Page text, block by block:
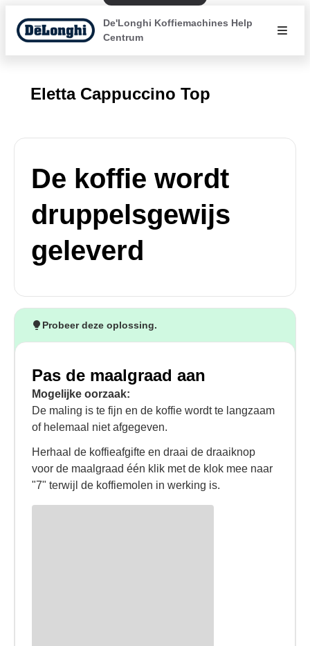
De'Longhi Koffiemachines Help
Centrum
Eletta Cappuccino Top
De koffie wordt
druppelsgewijs
geleverd
Probeer deze oplossing.
Pas de maalgraad aan
Mogelijke oorzaak:
De maling is te fijn en de koffie wordt te langzaam
of helemaal niet afgegeven.
Herhaal de koffieafgifte en draai de draaiknop
voor de maalgraad één klik met de klok mee naar
"7" terwijl de koffiemolen in werking is.